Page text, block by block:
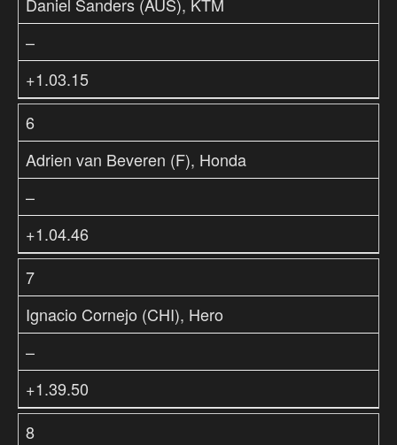
–
+1.03.15
6
Adrien van Beveren (F), Honda
–
+1.04.46
7
Ignacio Cornejo (CHI), Hero
–
+1.39.50
8